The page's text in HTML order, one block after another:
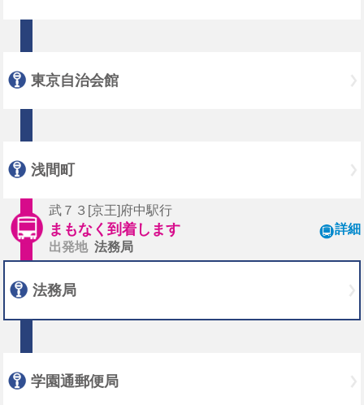
東京自治会館
浅間町
武７３[京王]府中駅行
まもなく到着します
出発地 法務局
詳細
法務局
学園通郵便局